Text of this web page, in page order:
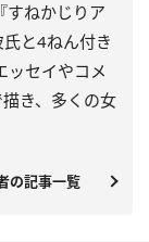
すねかじりア
と4ねん付き
ッセイやコメ
き、多くの女
の記事一覧